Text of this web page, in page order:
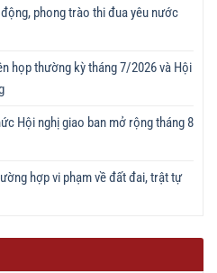
phong trào thi đua yêu nước
họp thường kỳ tháng 7/2026 và Hội
Hội nghị giao ban mở rộng tháng 8
hợp vi phạm về đất đai, trật tự